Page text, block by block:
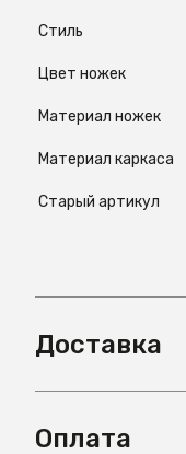
Стиль
Цвет ножек
Материал ножек
Материал каркаса
Старый артикул
Доставка
Оплата